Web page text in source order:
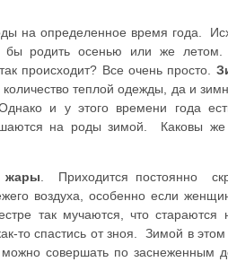
на определенное время года.
бы родить осенью или же
происходит? Все очень просто.
теплой одежды, да и
и у этого времени года
на роды зимой. Каковы же
жары . Приходится постоянно
воздуха, особенно если
так мучаются, что стараются
то спастись от зноя. Зимой в
можно совершать по заснеженным